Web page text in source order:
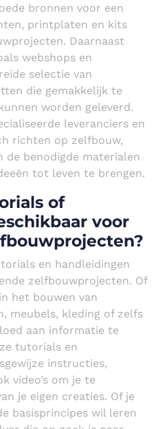
bronnen voor een
printplaten en kits
Daarnaast
webshops en
selectie van
die gemakkelijk te
worden geleverd.
leveranciers en
richten op zelfbouw,
de benodigde materialen
tot leven te brengen.
of
voor
en handleidingen
zelfbouwprojecten. Of
het bouwen van
meubels, kleding of zelfs
aan informatie te
tutorials en
instructies,
video’s om je te
je eigen creaties. Of je
basisprincipes wil leren